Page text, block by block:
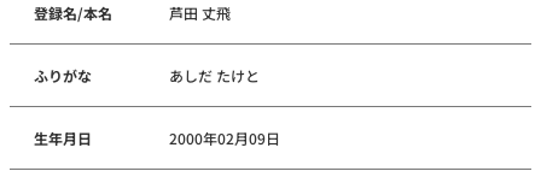
登録名/本名 芦田 丈飛
ふりがな あしだ たけと
生年月日 2000年02月09日